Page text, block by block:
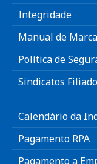
Integridade
Manual de
Política de
Sindicatos
Calendário da
Pagamento RPA
Pagamento a